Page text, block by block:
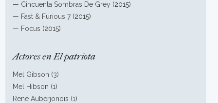
— Cincuenta Sombras De Grey (2015)
— Fast & Furious 7 (2015)
— Focus (2015)
Actores en El patriota
Mel Gibson (3)
Mel Hibson (1)
René Auberjonois (1)